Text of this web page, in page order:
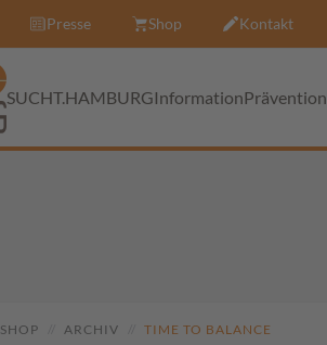
Presse Shop Kontakt
SUCHT.HAMBURGInformationPrävention
SHOP ARCHIV TIME TO BALANCE